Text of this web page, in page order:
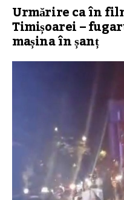
Urmărire ca în
Timișoarei –
mașina în șanț